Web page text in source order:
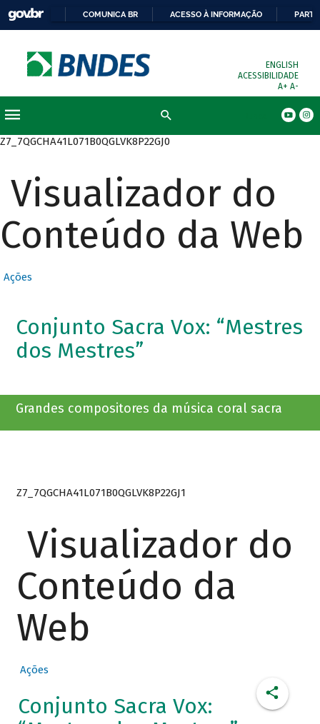
COMUNICA BR ACESSO À INFORMAÇÃO
ENGLISH
ACESSIBILIDADE
A+ A-
Z7_7QGCHA41L071B0QGLVK8P22GJ0
Visualizador do
Conteúdo da Web
Ações
Conjunto Sacra Vox: “Mestres
dos Mestres”
Grandes compositores da música coral sacra
Z7_7QGCHA41L071B0QGLVK8P22GJ1
Visualizador do
Conteúdo da
Web
Ações
Conjunto Sacra Vox: